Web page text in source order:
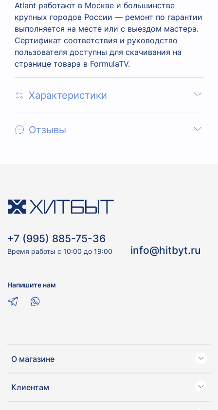
Atlant работают в Москве и большинстве
крупных городов России — ремонт по гарантии
выполняется на месте или с выездом мастера.
Сертификат соответствия и руководство
пользователя доступны для скачивания на
странице товара в FormulaTV.
Характеристики
Отзывы
О магазине
Клиентам
+7 (995) 885-75-36
Время работы с 10:00 до 19:00 info@hitbyt.ru
Напишите нам